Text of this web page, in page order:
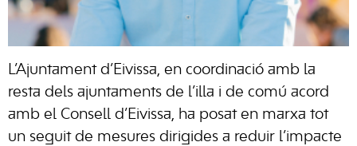
L’Ajuntament d’Eivissa, en coordinació amb la
resta dels ajuntaments de l’illa i de comú acord
amb el Consell d’Eivissa, ha posat en marxa tot
un seguit de mesures dirigides a reduir l’impacte